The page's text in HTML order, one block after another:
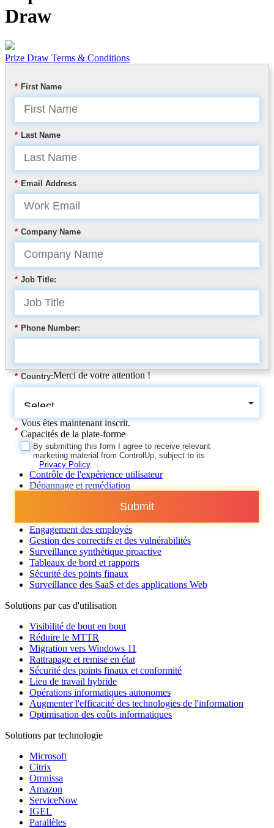
Draw
Prize Draw Terms & Conditions
* First Name
* Last Name
* Email Address
* Company Name
* Job Title:
* Phone Number:
* Country:
*
By submitting this form I agree to receive relevant
marketing material from ControlUp, subject to its
Privacy Policy
.
Submit
Merci de votre attention !
Vous êtes maintenant inscrit.
Capacités de la plate-forme
Contrôle de l'expérience utilisateur
Dépannage et remédiation
Surveillance VDI et DaaS
Engagement des employés
Gestion des correctifs et des vulnérabilités
Surveillance synthétique proactive
Tableaux de bord et rapports
Sécurité des points finaux
Surveillance des SaaS et des applications Web
Solutions par cas d'utilisation
Visibilité de bout en bout
Réduire le MTTR
Migration vers Windows 11
Rattrapage et remise en état
Sécurité des points finaux et conformité
Lieu de travail hybride
Opérations informatiques autonomes
Augmenter l'efficacité des technologies de l'information
Optimisation des coûts informatiques
Solutions par technologie
Microsoft
Citrix
Omnissa
Amazon
ServiceNow
IGEL
Parallèles